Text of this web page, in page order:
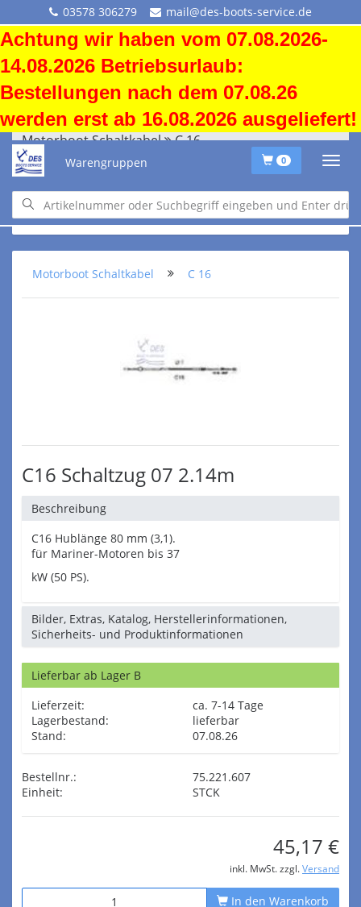
03578 306279 mail@des-boots-service.de
Achtung wir haben vom 07.08.2026-
14.08.2026 Betriebsurlaub:
Bestellungen nach dem 07.08.26
werden erst ab 16.08.2026 ausgeliefert!
Warengruppen 0
Motorboot Schaltkabel C 16
C16
Hublänge 80 mm (3,1").
Für Mariner-Motoren bis 40PS.
Motorboot Schaltkabel C 16
C16 Schaltzug 07 2.14m
Beschreibung
C16 Hublänge 80 mm (3,1).
für Mariner-Motoren bis 37
kW (50 PS).
Bilder, Extras, Katalog, Herstellerinformationen,
Sicherheits- und Produktinformationen
Lieferbar ab Lager B
Lieferzeit:
ca. 7-14 Tage
Lagerbestand:
lieferbar
Stand:
07.08.26
Bestellnr.:
75.221.607
Einheit:
STCK
45,17 €
inkl. MwSt. zzgl. Versand
In den Warenkorb